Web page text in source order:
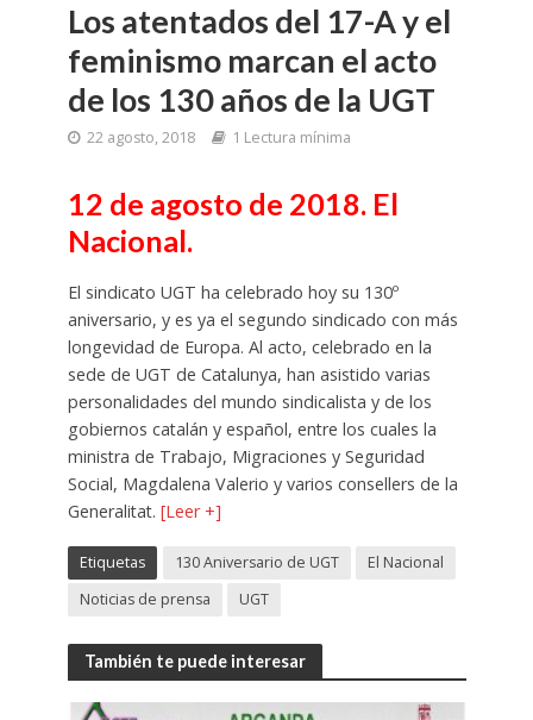
Los atentados del 17-A y el
feminismo marcan el acto
de los 130 años de la UGT
22 agosto, 2018 1 Lectura mínima
12 de agosto de 2018. El
Nacional.
El sindicato UGT ha celebrado hoy su 130º
aniversario, y es ya el segundo sindicado con más
longevidad de Europa. Al acto, celebrado en la
sede de UGT de Catalunya, han asistido varias
personalidades del mundo sindicalista y de los
gobiernos catalán y español, entre los cuales la
ministra de Trabajo, Migraciones y Seguridad
Social, Magdalena Valerio y varios consellers de la
Generalitat. [Leer +]
Etiquetas 130 Aniversario de UGT
El Nacional
Noticias de prensa
UGT
También te puede interesar